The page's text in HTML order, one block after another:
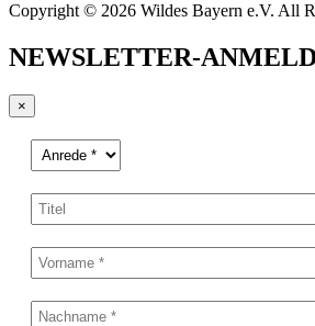
Copyright © 2026 Wildes Bayern e.V. All
NEWSLETTER-
×